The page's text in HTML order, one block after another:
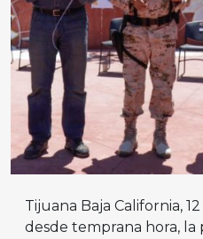
Tijuana Baja California,
desde temprana hora,